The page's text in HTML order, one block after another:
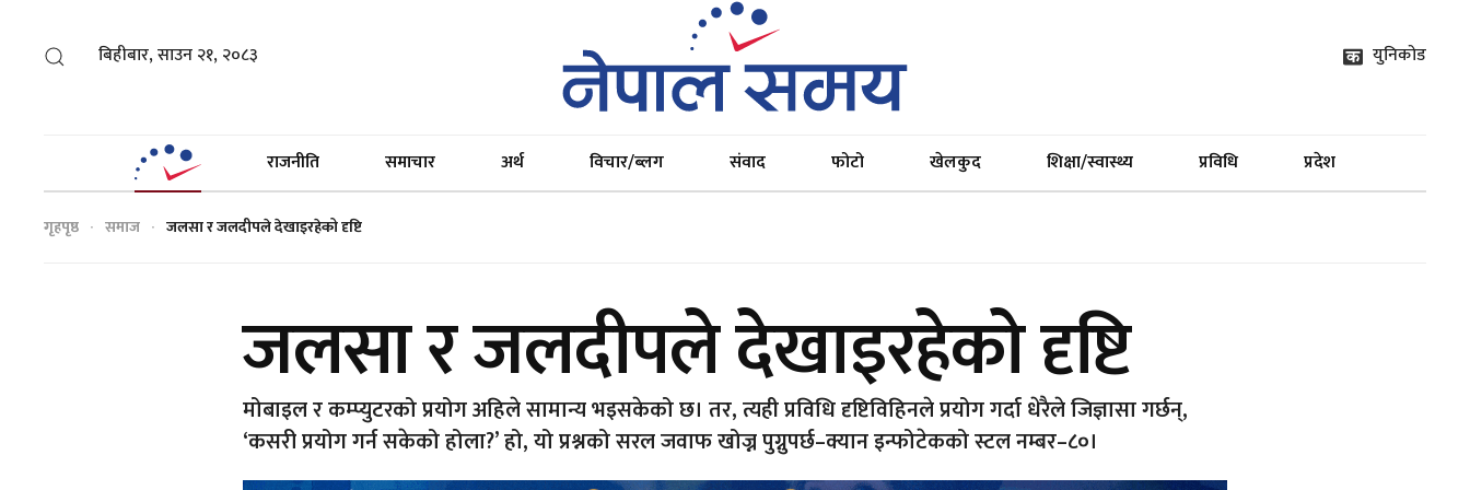
बिहीबार, साउन २१, २०८३ युनिकोड
राजनीति समाचार अर्थ विचार/ब्लग संवाद फोटो खेलकुद शिक्षा/स्वास्थ्य प्रविधि प्रदेश
गृहपृष्ठ समाज जलसा र जलदीपले देखाइरहेको दृष्टि
जलसा र जलदीपले देखाइरहेको दृष्टि
मोबाइल र कम्प्युटरको प्रयोग अहिले सामान्य भइसकेको छ। तर, त्यही प्रविधि दृष्टिविहिनले प्रयोग गर्दा धेरैले जिज्ञासा गर्छन्,
‘कसरी प्रयोग गर्न सकेको होला?’ हो, यो प्रश्नको सरल जवाफ खोज्न पुग्नुपर्छ–क्यान इन्फोटेकको स्टल नम्बर–८०।